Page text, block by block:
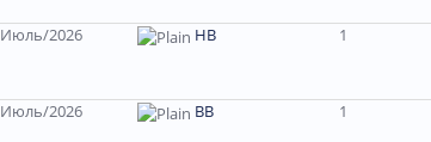
Июль/2026 НВ 1
Июль/2026 BB 1